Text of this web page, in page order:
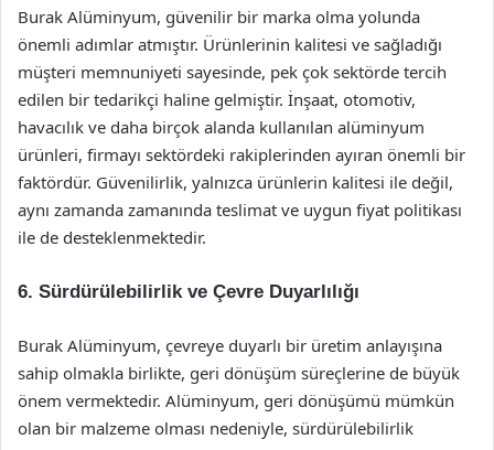
Burak Alüminyum, güvenilir bir marka olma yolunda
önemli adımlar atmıştır. Ürünlerinin kalitesi ve sağladığı
müşteri memnuniyeti sayesinde, pek çok sektörde tercih
edilen bir tedarikçi haline gelmiştir. İnşaat, otomotiv,
havacılık ve daha birçok alanda kullanılan alüminyum
ürünleri, firmayı sektördeki rakiplerinden ayıran önemli bir
faktördür. Güvenilirlik, yalnızca ürünlerin kalitesi ile değil,
aynı zamanda zamanında teslimat ve uygun fiyat politikası
ile de desteklenmektedir.
6. Sürdürülebilirlik ve Çevre Duyarlılığı
Burak Alüminyum, çevreye duyarlı bir üretim anlayışına
sahip olmakla birlikte, geri dönüşüm süreçlerine de büyük
önem vermektedir. Alüminyum, geri dönüşümü mümkün
olan bir malzeme olması nedeniyle, sürdürülebilirlik